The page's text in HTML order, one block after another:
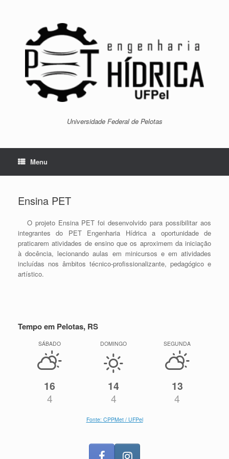
Universidade Federal de Pelotas
Menu
Ensina PET
O projeto Ensina PET foi desenvolvido para possibilitar aos
integrantes do PET Engenharia Hídrica a oportunidade de
praticarem atividades de ensino que os aproximem da iniciação
à docência, lecionando aulas em minicursos e em atividades
incluídas nos âmbitos técnico-profissionalizante, pedagógico e
artístico.
Tempo em Pelotas, RS
SÁBADO
16
4
DOMINGO
14
4
SEGUNDA
13
4
Fonte: CPPMet / UFPel